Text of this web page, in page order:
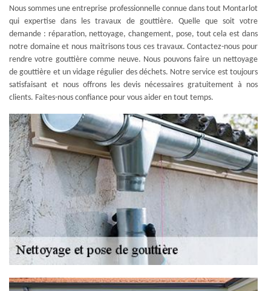
Nous sommes une entreprise professionnelle connue dans tout Montarlot
qui expertise dans les travaux de gouttière. Quelle que soit votre
demande : réparation, nettoyage, changement, pose, tout cela est dans
notre domaine et nous maitrisons tous ces travaux. Contactez-nous pour
rendre votre gouttière comme neuve. Nous pouvons faire un nettoyage
de gouttière et un vidage régulier des déchets. Notre service est toujours
satisfaisant et nous offrons les devis nécessaires gratuitement à nos
clients. Faites-nous confiance pour vous aider en tout temps.